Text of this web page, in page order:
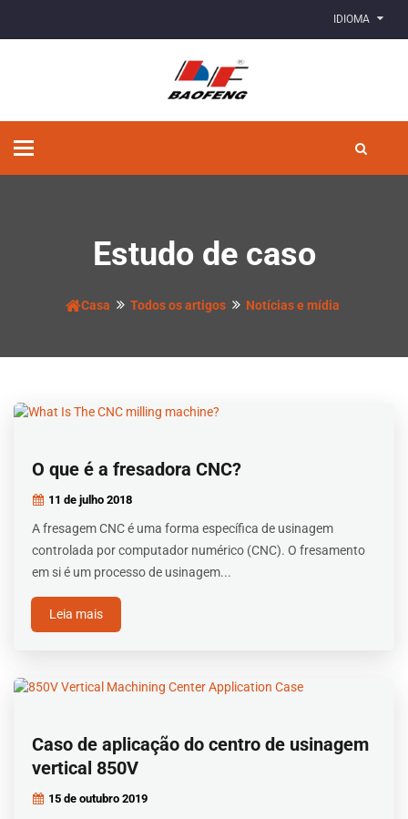
IDIOMA
Alternar
Estudo de caso
Casa Todos os artigos Notícias e mídia
O que é a fresadora CNC?
11 de julho 2018
A fresagem CNC é uma forma específica de usinagem
controlada por computador numérico (CNC). O fresamento
em si é um processo de usinagem...
Leia mais
Caso de aplicação do centro de usinagem
vertical 850V
15 de outubro 2019